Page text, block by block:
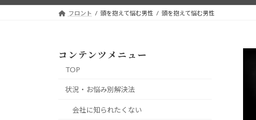
フロント 頭を抱えて悩む男性 頭を抱えて悩む男性
コンテンツメニュー
TOP
状況・お悩み別解決法
会社に知られたくない